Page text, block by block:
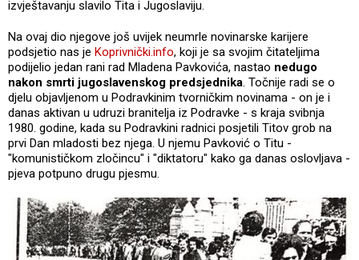
izvještavanju slavilo Tita i Jugoslaviju.
Na ovaj dio njegove još uvijek neumrle novinarske karijere
podsjetio nas je Koprivnički.info, koji je sa svojim čitateljima
podijelio jedan rani rad Mladena Pavkovića, nastao nedugo
nakon smrti jugoslavenskog predsjednika. Točnije radi se o
djelu objavljenom u Podravkinim tvorničkim novinama - on je i
danas aktivan u udruzi branitelja iz Podravke - s kraja svibnja
1980. godine, kada su Podravkini radnici posjetili Titov grob na
prvi Dan mladosti bez njega. U njemu Pavković o Titu -
"komunističkom zločincu" i "diktatoru" kako ga danas oslovljava -
pjeva potpuno drugu pjesmu.